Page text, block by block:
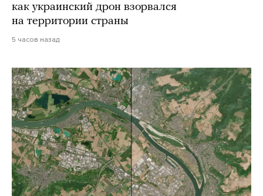
как украинский дрон взорвался
на территории страны
5 часов назад